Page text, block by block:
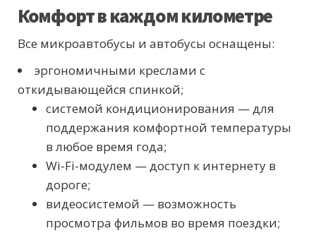
Комфорт в каждом километре
Все микроавтобусы и автобусы оснащены:
эргономичными креслами с
откидывающейся спинкой;
системой кондиционирования — для
поддержания комфортной температуры
в любое время года;
Wi-Fi-модулем — доступ к интернету в
дороге;
видеосистемой — возможность
просмотра фильмов во время поездки;